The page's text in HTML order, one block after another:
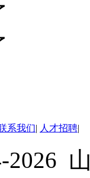
系我们| 人才招聘|
2026